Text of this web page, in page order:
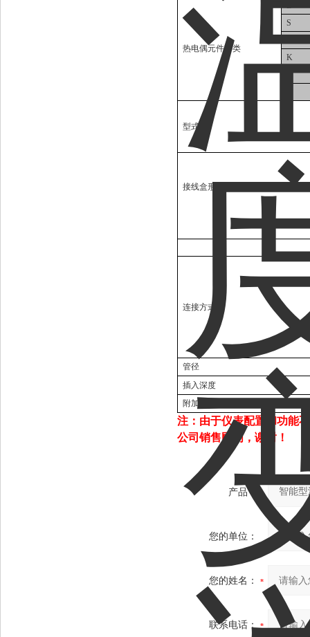
热电偶元件种类
B
S
K
型式
接线盒形式
连接方式
管径
插入深度
附加功能
注：由于仪表配置和功能
公司销售顾问，谢谢！
产品：
您的单位：
您的姓名：
联系电话：